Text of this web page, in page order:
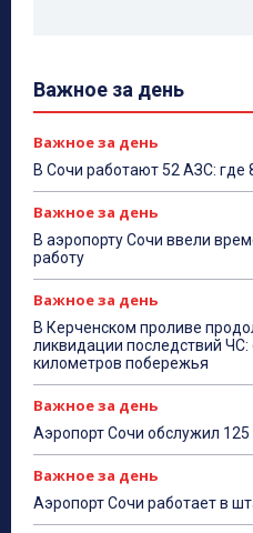
Важное за день
Важное за день
В Сочи работают 52 АЗС: где
Важное за день
В аэропорту Сочи ввели
работу
Важное за день
В Керченском проливе
ликвидации последствий
километров побережья
Важное за день
Аэропорт Сочи обслужил 125
Важное за день
Аэропорт Сочи работает в